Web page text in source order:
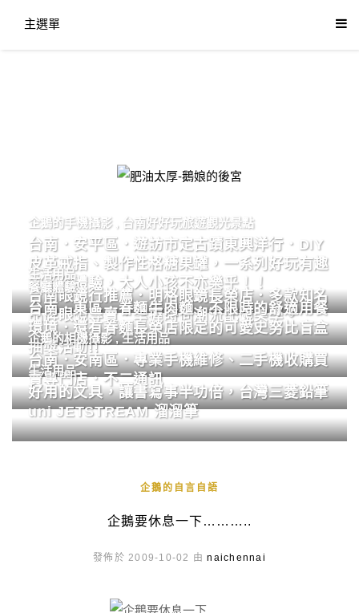
主選單
肥油太厚-鵝娘的後宮
企鵝的手機攝影 台南好好玩旅遊觀光景點
台南．安平區．遊訪市定古蹟東興洋行．DIY
皮革戒指、製作性格糖果罐，一系列好玩有趣
的手作體驗，大人小孩不亦樂乎！！
生活用品
台南眼鏡行推薦．明格眼鏡長榮店．多款知名
品牌眼鏡專賣．掌握時尚潮流配鏡美學。
餐廳體驗
台南．東區．眷麵牛肉麵．不限時的舒適用餐
環境．還有眷麵長榮店限定的可愛史努比盲盒
抽獎活動!!
企鵝的相機攝影,生活用品
台南．安南區．專業手機維修、二手機收購買
賣專門店．不二通訊
生活用品
好用的文具，讓書寫事半功倍，台灣三菱鉛筆
uni JETSTREAM 溜溜筆
企鵝的自言自語
企鵝要休息一下………..
發佈於 2009-10-02 由naichennai